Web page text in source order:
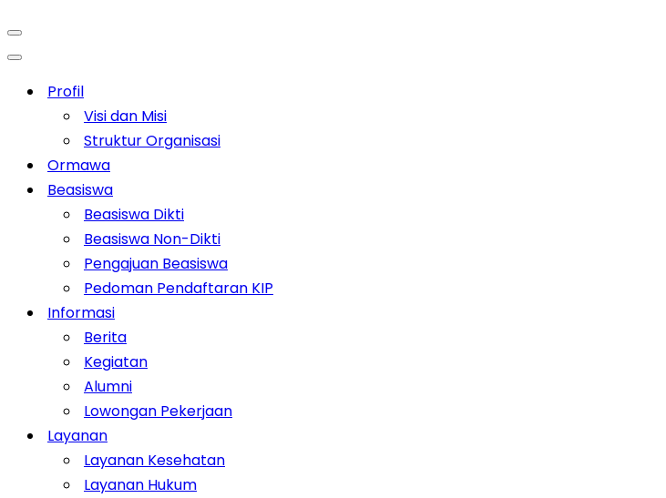
Profil
Visi dan Misi
Struktur Organisasi
Ormawa
Beasiswa
Beasiswa Dikti
Beasiswa Non-Dikti
Pengajuan Beasiswa
Pedoman Pendaftaran KIP
Informasi
Berita
Kegiatan
Alumni
Lowongan Pekerjaan
Layanan
Layanan Kesehatan
Layanan Hukum